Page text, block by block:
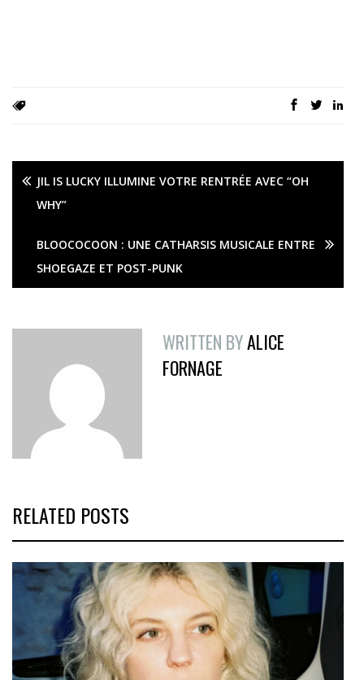
JIL IS LUCKY ILLUMINE VOTRE RENTRÉE AVEC “OH
WHY”
BLOOCOCOON : UNE CATHARSIS MUSICALE ENTRE
SHOEGAZE ET POST-PUNK
WRITTEN BYALICE
FORNAGE
RELATED POSTS